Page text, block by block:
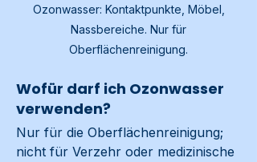
Ozonwasser: Kontaktpunkte, Möbel,
Nassbereiche. Nur für
Oberflächenreinigung.
Wofür darf ich Ozonwasser
verwenden?
Nur für die Oberflächenreinigung;
nicht für Verzehr oder medizinische